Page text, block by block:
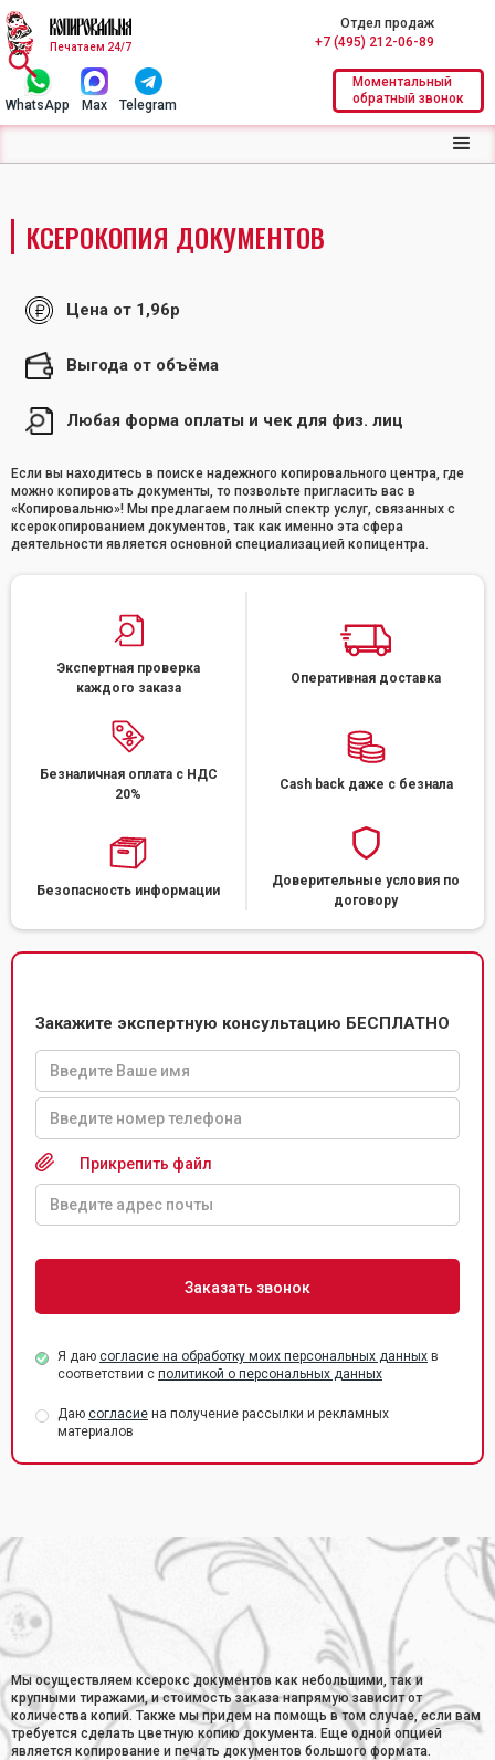
Печатаем 24/7
Отдел продаж
+7 (495) 212-06-89
WhatsApp Max Telegram
Моментальный
обратный звонок
КСЕРОКОПИЯ ДОКУМЕНТОВ
Цена от 1,96р
Выгода от объёма
Любая форма оплаты и чек для физ. лиц
Если вы находитесь в поиске надежного копировального центра, где
можно копировать документы, то позвольте пригласить вас в
«Копировальню»! Мы предлагаем полный спектр услуг, связанных с
ксерокопированием документов, так как именно эта сфера
деятельности является основной специализацией копицентра.
Экспертная проверка
каждого заказа
Оперативная доставка
Безналичная оплата с НДС
20%
Cash back даже с безнала
Безопасность информации
Доверительные условия по
договору
Закажите экспертную консультацию БЕСПЛАТНО
Прикрепить файл
Я даю согласие на обработку моих персональных данных в
соответствии с политикой о персональных данных
Даю согласие на получение рассылки и рекламных
материалов
Главная
Ксерокопия документов
Мы осуществляем ксерокс документов как небольшими, так и
крупными тиражами, и стоимость заказа напрямую зависит от
количества копий. Также мы придем на помощь в том случае, если вам
требуется сделать цветную копию документа. Еще одной опцией
является копирование и печать документов большого формата.